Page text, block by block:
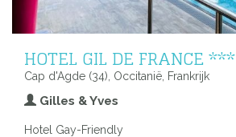
HOTEL GIL DE FRANCE ***
Cap d'Agde (34), Occitanië, Frankrijk
Gilles & Yves
Hotel Gay-Friendly